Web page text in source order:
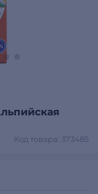
Код товара: 373485